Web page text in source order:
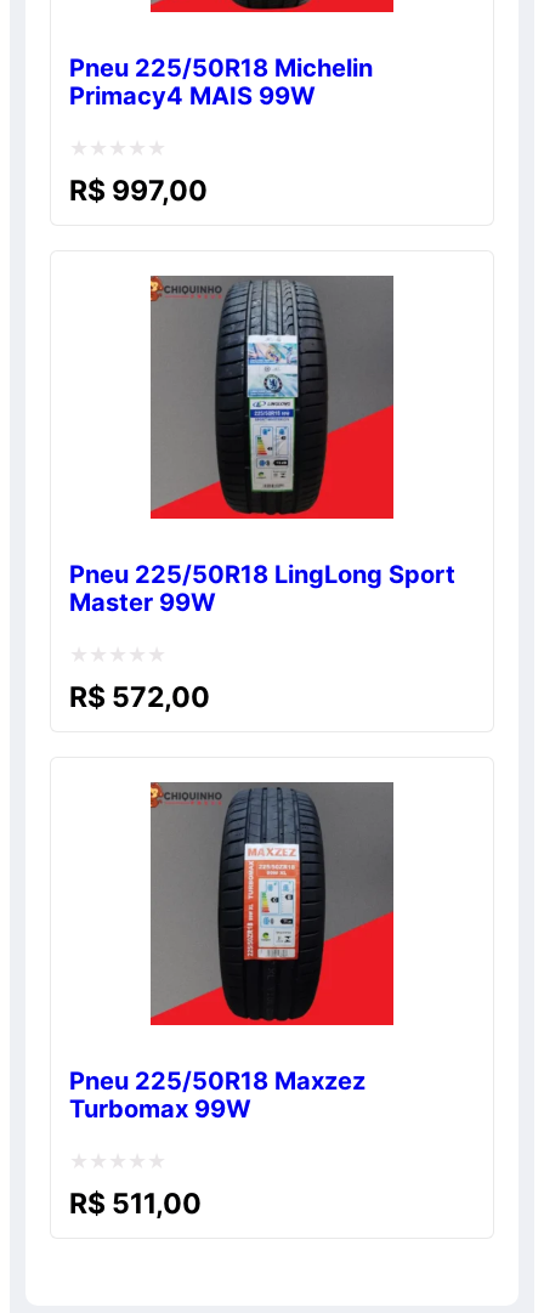
Pneu 225/50R18 Michelin
Primacy4 MAIS 99W
Avaliação
R$ 997,00
Pneu 225/50R18 LingLong Sport
Master 99W
Avaliação
R$ 572,00
Pneu 225/50R18 Maxzez
Turbomax 99W
Avaliação
R$ 511,00